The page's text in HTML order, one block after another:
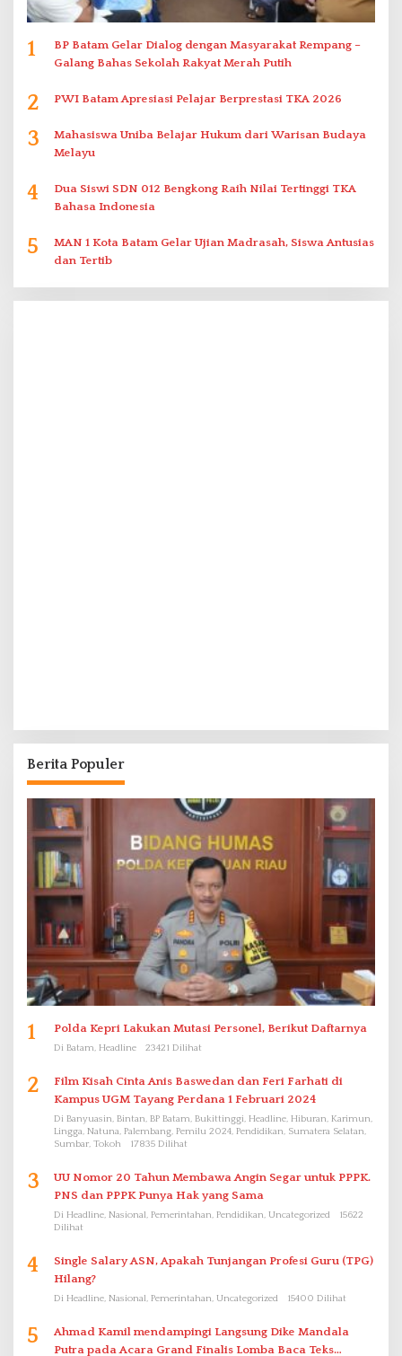
1
BP Batam Gelar Dialog dengan Masyarakat Rempang –
Galang Bahas Sekolah Rakyat Merah Putih
2 PWI Batam Apresiasi Pelajar Berprestasi TKA 2026
3
Mahasiswa Uniba Belajar Hukum dari Warisan Budaya
Melayu
4
Dua Siswi SDN 012 Bengkong Raih Nilai Tertinggi TKA
Bahasa Indonesia
5
MAN 1 Kota Batam Gelar Ujian Madrasah, Siswa Antusias
dan Tertib
Berita Populer
1 Polda Kepri Lakukan Mutasi Personel, Berikut Daftarnya
Di Batam, Headline 23421 Dilihat
2
Film Kisah Cinta Anis Baswedan dan Feri Farhati di
Kampus UGM Tayang Perdana 1 Februari 2024
Di Banyuasin, Bintan, BP Batam, Bukittinggi, Headline, Hiburan, Karimun,
Lingga, Natuna, Palembang, Pemilu 2024, Pendidikan, Sumatera Selatan,
Sumbar, Tokoh
17835 Dilihat
3
UU Nomor 20 Tahun Membawa Angin Segar untuk PPPK.
PNS dan PPPK Punya Hak yang Sama
Di Headline, Nasional, Pemerintahan, Pendidikan, Uncategorized
15622
Dilihat
4
Single Salary ASN, Apakah Tunjangan Profesi Guru (TPG)
Hilang?
Di Headline, Nasional, Pemerintahan, Uncategorized 15400 Dilihat
5
Ahmad Kamil mendampingi Langsung Dike Mandala
Putra pada Acara Grand Finalis Lomba Baca Teks